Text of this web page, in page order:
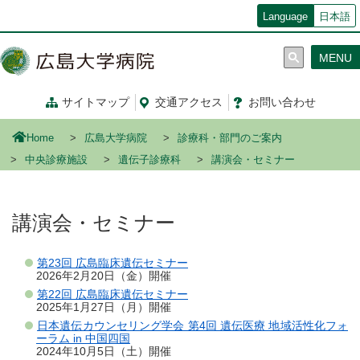
コ
ン
移
Language 日本語
サイトマップ 交通アクセス お問い合わせ
MENU
Home 広島大学病院
診療科・部門のご案内
中央診療施設
遺伝子診療科 講演会・セミナー
講演会・セミナー
第23回 広島臨床遺伝セミナー
2026年2月20日（金）開催
第22回 広島臨床遺伝セミナー
2025年1月27日（月）開催
日本遺伝カウンセリング学会 第4回 遺伝医療 地域活性化フォ
ーラム in 中国四国
2024年10月5日（土）開催